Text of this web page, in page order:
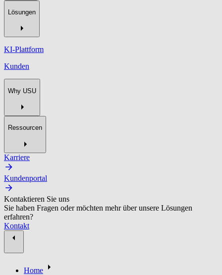
Lösungen
KI-Plattform
Kunden
Why USU
Ressourcen
Karriere
Kundenportal
Kontaktieren Sie uns
Sie haben Fragen oder möchten mehr über unsere Lösungen
erfahren?
Kontakt
Home